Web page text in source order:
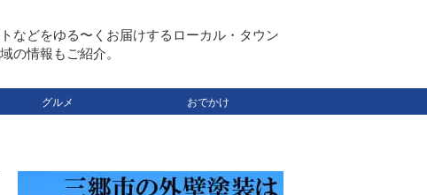
などをゆる〜くお届けするローカル・タウン
の情報もご紹介。
グルメ おでかけ